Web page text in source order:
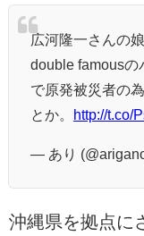
広河隆一さんの
double famousの
で原発被災者の
とか。
http://t.co/
— あり
沖縄県を拠点に